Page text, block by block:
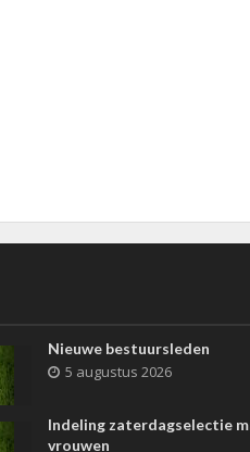
Nieuwe bestuursleden
5 augustus 2026
Indeling zaterdagselectie
vrouwen